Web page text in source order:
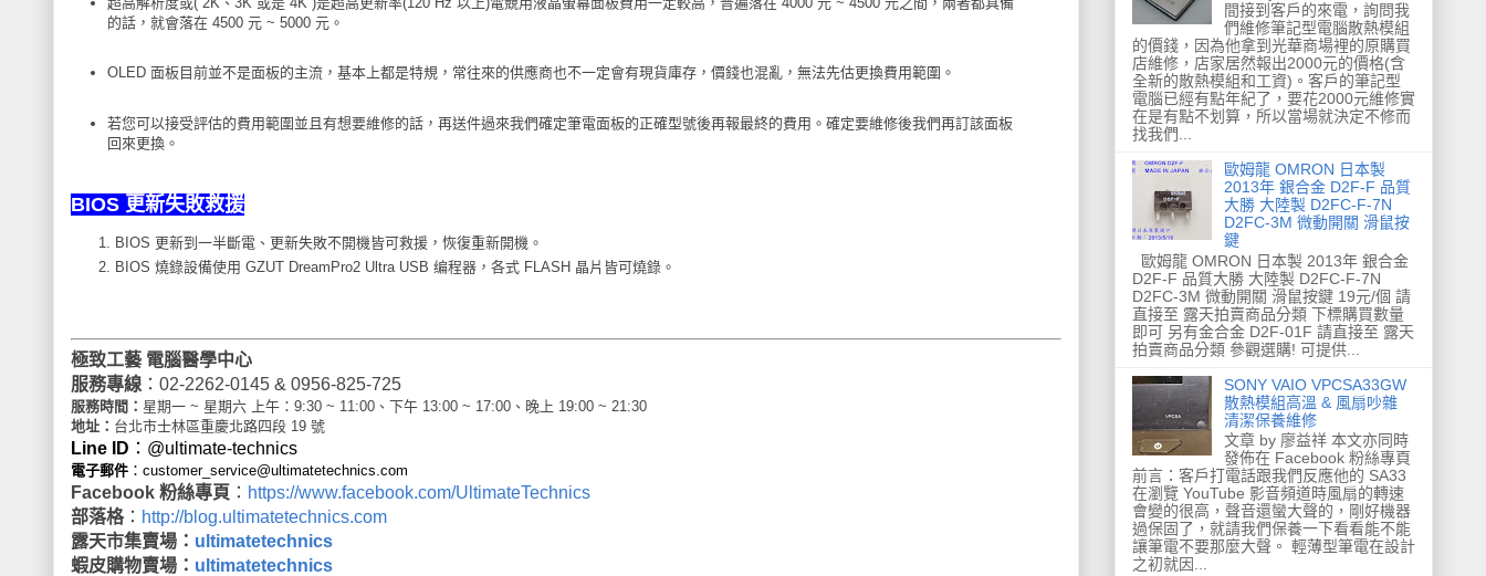
的話，就會落在 4500 元 ~ 5000 元。
OLED 面板目前並不是面板的主流，基本上都是特規，常往來的供應商也不一定會有現貨庫存，價錢也混亂，無法先估更換費用範圍。
若您可以接受評估的費用範圍並且有想要維修的話，再送件過來我們確定筆電面板的正確型號後再報最終的費用。確定要維修後我們再訂該面板
回來更換。
BIOS 更新失敗救援
BIOS 更新到一半斷電、更新失敗不開機皆可救援，恢復重新開機。
BIOS 燒錄設備使用 GZUT DreamPro2 Ultra USB 编程器，各式 FLASH 晶片皆可燒錄。
極致工藝 電腦醫學中心
服務專線 ： 02-2262-0145 & 0956-825-725
服務時間： 星期一 ~ 星期六 上午：9:30 ~ 11:00、下午 13:00 ~ 17:00、晚上 19:00 ~ 21:30
地址： 台北市士林區重慶北路四段 19 號
Line ID ： @ultimate-technics
電子郵件 ： customer_service@ultimatetechnics.com
Facebook 粉絲專頁 ： https://www.facebook.com/UltimateTechnics
部落格： http://blog.ultimatetechnics.com
露天市集賣場： ultimatetechnics
蝦皮購物賣場： ultimatetechnics
間接到客戶的來電，詢問我
們維修筆記型電腦散熱模組
的價錢，因為他拿到光華商場裡的原購買
店維修，店家居然報出2000元的價格(含
全新的散熱模組和工資)。客戶的筆記型
電腦已經有點年紀了，要花2000元維修實
在是有點不划算，所以當場就決定不修而
找我們...
歐姆龍 OMRON 日本製
2013年 銀合金 D2F-F 品質
大勝 大陸製 D2FC-F-7N
D2FC-3M 微動開關 滑鼠按
鍵
歐姆龍 OMRON 日本製 2013年 銀合金
D2F-F 品質大勝 大陸製 D2FC-F-7N
D2FC-3M 微動開關 滑鼠按鍵 19元/個 請
直接至 露天拍賣商品分類 下標購買數量
即可 另有金合金 D2F-01F 請直接至 露天
拍賣商品分類 參觀選購! 可提供...
SONY VAIO VPCSA33GW
散熱模組高溫 & 風扇吵雜
清潔保養維修
文章 by 廖益祥 本文亦同時
發佈在 Facebook 粉絲專頁
前言：客戶打電話跟我們反應他的 SA33
在瀏覽 YouTube 影音頻道時風扇的轉速
會變的很高，聲音還蠻大聲的，剛好機器
過保固了，就請我們保養一下看看能不能
讓筆電不要那麼大聲。 輕薄型筆電在設計
之初就因...